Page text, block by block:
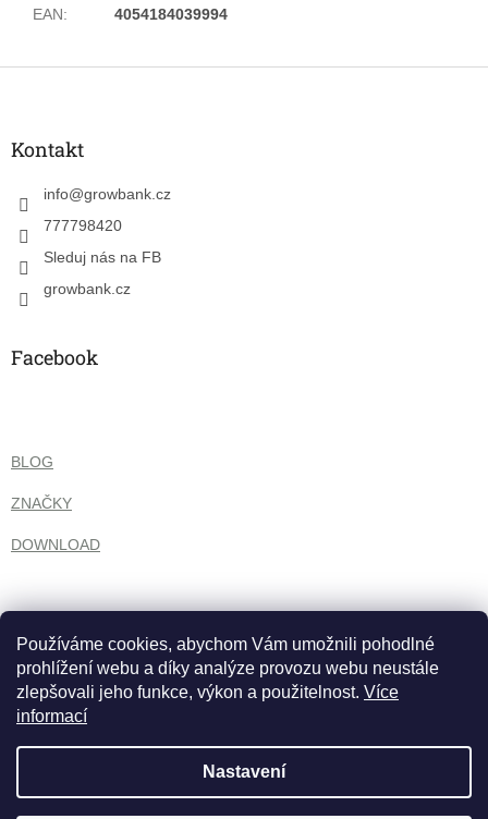
Používáme cookies, abychom Vám umožnili pohodlné
prohlížení webu a díky analýze provozu webu neustále
zlepšovali jeho funkce, výkon a použitelnost. Více
informací
Nastavení
EAN: 4054184039994
Z
Kontakt
info@growbank.cz
777798420
Sleduj nás na FB
growbank.cz
Facebook
BLOG
ZNAČKY
DOWNLOAD
Vytvořil Shoptet